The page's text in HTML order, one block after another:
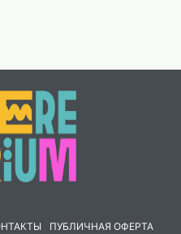
Узнаем правду
впечатлений!
для печати.
могу прислать Вам
ПУБЛИЧНАЯ ОФЕРТА